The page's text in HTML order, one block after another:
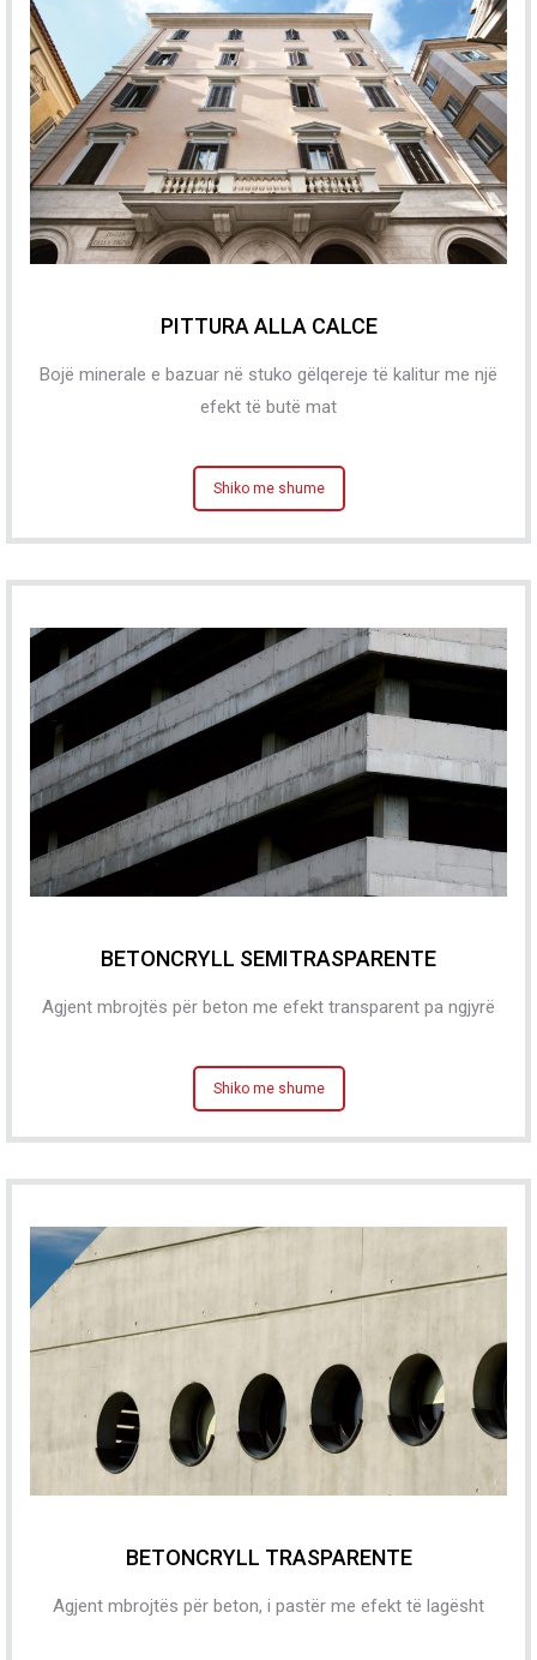
PITTURA ALLA CALCE
Bojë minerale e bazuar në stuko gëlqereje të kalitur me një
efekt të butë mat
Shiko me shume
BETONCRYLL SEMITRASPARENTE
Agjent mbrojtës për beton me efekt transparent pa ngjyrë
Shiko me shume
BETONCRYLL TRASPARENTE
Agjent mbrojtës për beton, i pastër me efekt të lagësht